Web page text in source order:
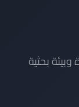
بحثية